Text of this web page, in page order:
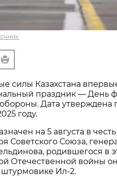
силы Казахстана
праздник — День
Дата утверждена
году.
на 5 августа в
Советского Союза,
родившегося в
Отечественной войны
штурмовике Ил‑2.